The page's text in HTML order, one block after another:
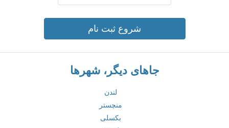
شروع ثبت نام
جاهای دیگر، شهرها
لندن
منچستر
بکسلی